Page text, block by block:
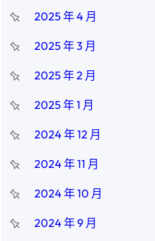
2025 年 4 月
2025 年 3 月
2025 年 2 月
2025 年 1 月
2024 年 12 月
2024 年 11 月
2024 年 10 月
2024 年 9 月